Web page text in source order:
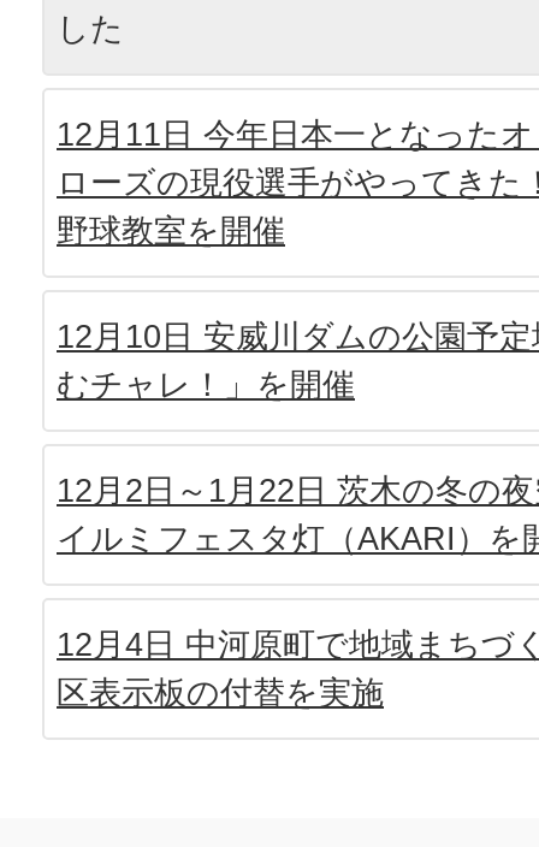
した
12月11日 今年日本一となった
ローズの現役選手がやってき
野球教室を開催
12月10日 安威川ダムの公園予
むチャレ！」を開催
12月2日～1月22日 茨木の冬の
イルミフェスタ灯（AKARI）を
12月4日 中河原町で地域まちづ
区表示板の付替を実施